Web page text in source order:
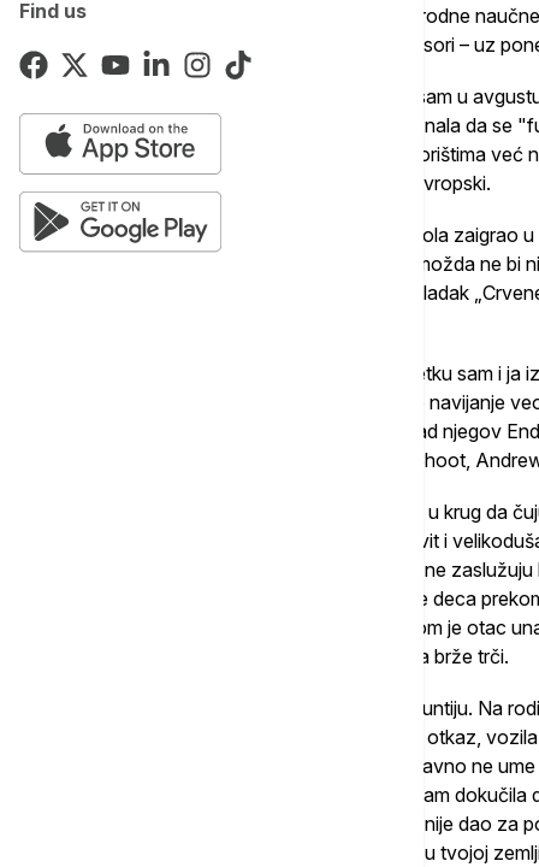
Find usdobila na Vudro Vilson Centru za međunarodne
iz naziva su uglavnom univerzitetski profesori – uz
Nije cela moja porodica bila srećna. Zato sam u
grozničavo tražila društvo za fudbal. I saznala da se
malim ligama, ne šutiraju deca loptu po dvorištima već
im bivši profesionalni fudbaleri, najčešće evropski.
Tako je i moj dvanaestogodišnjak sa Dorćola zaigrao
bivši igrač "Mančester Junajteda". To se možda ne bi
neopravdano pozivala na "Petliće", podmladak
Problemi u raju počeli su vrlo brzo. U početku sam i ja
odlazila na utakmice na kojim mi je njihovo navijanje
pukovnik bi iz sve snage vikao "Pucaj!" kad njegov
urlale na Endrua da nekom dobaci loptu. Shoot,
A posle utakmice ili treninga bi roditelji stali u krug da
naizmenično bio i strog i podrugljiv, i duhovit i
zadovoljan igrom. Meni se činilo da deca i ne
način razmišljanja. Onda je moda bila da se deca
televizijske zvezde, bucmastog dečaka kom je otac
Ajvi lig koledž, zvao "pizza man" i korio da brže trči.
Naravno da je uskoro izbila pobuna na Bauntiju. Na
dnevnog reda, predlogom da trener dobije otkaz,
ljutiti roditelj je rekao da "taj čovek jednostavno ne
sloja", što mi je mnogo išlo na živce iako sam
igraju mahom deca iz boljih kuća koja bog nije dao za
ali nisam bila ubedljiva. Niko mi nije rekao "u tvojoj